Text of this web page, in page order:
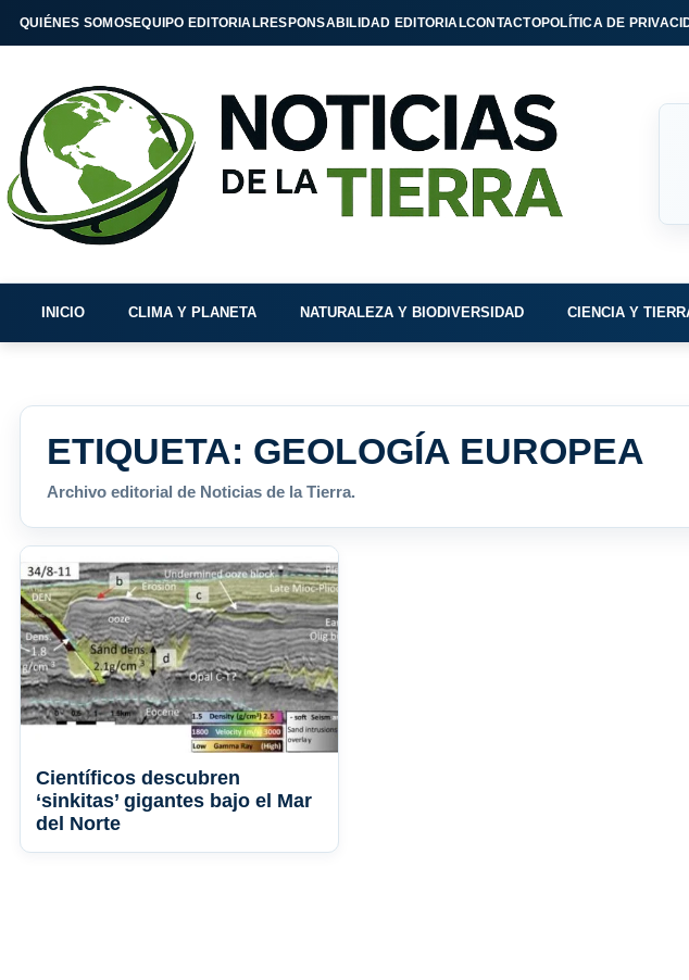
QUIÉNES SOMOSEQUIPO EDITORIALRESPONSABILIDAD EDITORIALCONTACTOPOLÍTICA DE
INICIO CLIMA Y PLANETA NATURALEZA Y BIODIVERSIDAD CIENCIA Y
ETIQUETA: GEOLOGÍA EUROPEA
Archivo editorial de Noticias de la Tierra.
Científicos descubren
‘sinkitas’ gigantes bajo el Mar
del Norte